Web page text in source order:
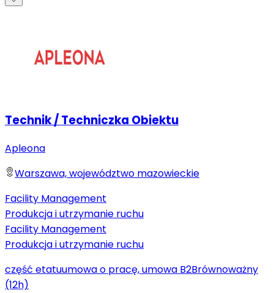
Technik / Techniczka Obiektu
Apleona
Warszawa, województwo mazowieckie
Facility Management
Produkcja i utrzymanie ruchu
Facility Management
Produkcja i utrzymanie ruchu
część etatuumowa o pracę, umowa B2Brównoważny
(12h)